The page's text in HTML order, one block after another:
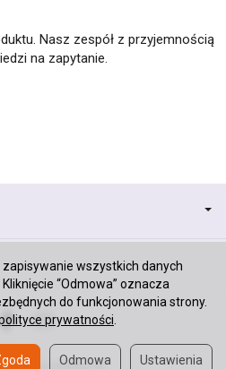
Nasz zespół z przyjemnością
na zapytanie.
zapisywanie wszystkich danych
“Odmowa” oznacza
do funkcjonowania strony.
prywatności
Ustawienia
Odmowa